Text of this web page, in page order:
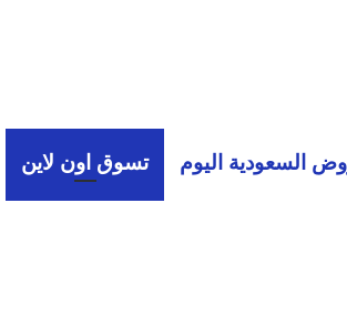
السعودية اليوم تسوق اون لاين